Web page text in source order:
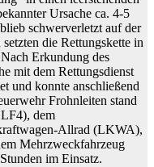
Ursache ca. 4-5
schwerverletzt auf der
die Rettungskette in
Erkundung des
mit dem Rettungsdienst
und konnte anschließend
Frohnleiten stand
dem
Allrad (LKWA),
Mehrzweckfahrzeug
im Einsatz.